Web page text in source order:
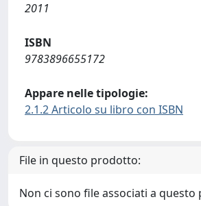
2011
ISBN
9783896655172
Appare nelle tipologie:
2.1.2 Articolo su libro con ISBN
File in questo prodotto:
Non ci sono file associati a